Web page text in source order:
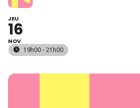
JEU
16
NOV
19h00 - 21h00